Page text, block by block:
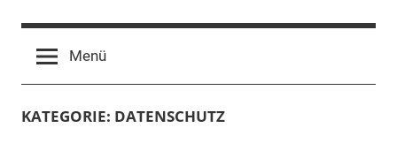
Menü
KATEGORIE: DATENSCHUTZ